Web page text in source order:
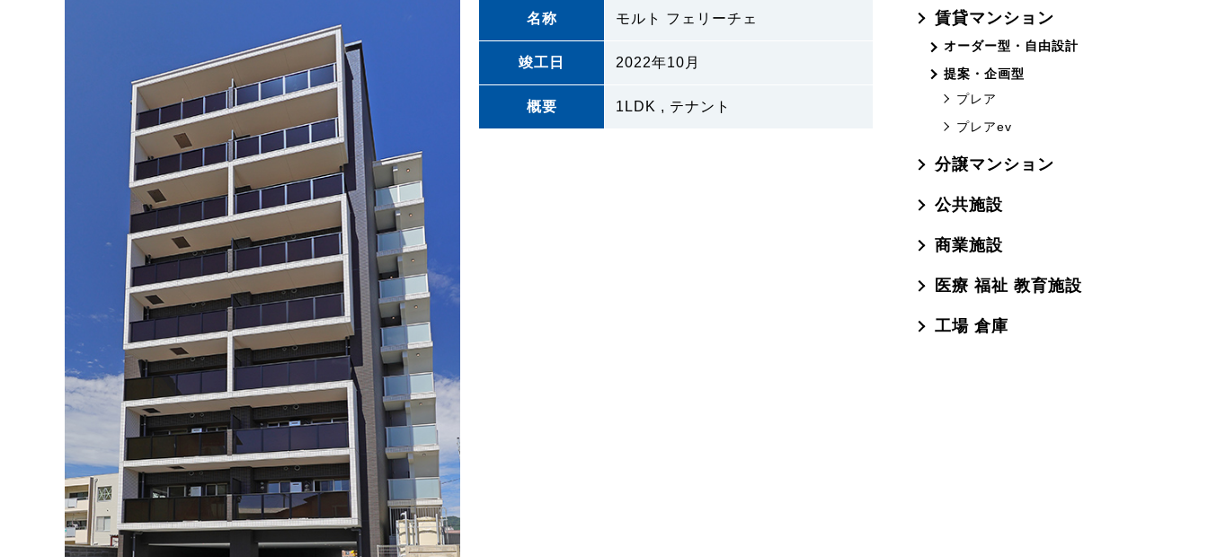
名称 モルト フェリーチェ
竣工日 2022年10月
概要 1LDK , テナント
賃貸マンション
オーダー型・自由設計
提案・企画型
プレア
プレアev
分譲マンション
公共施設
商業施設
医療 福祉 教育施設
工場 倉庫